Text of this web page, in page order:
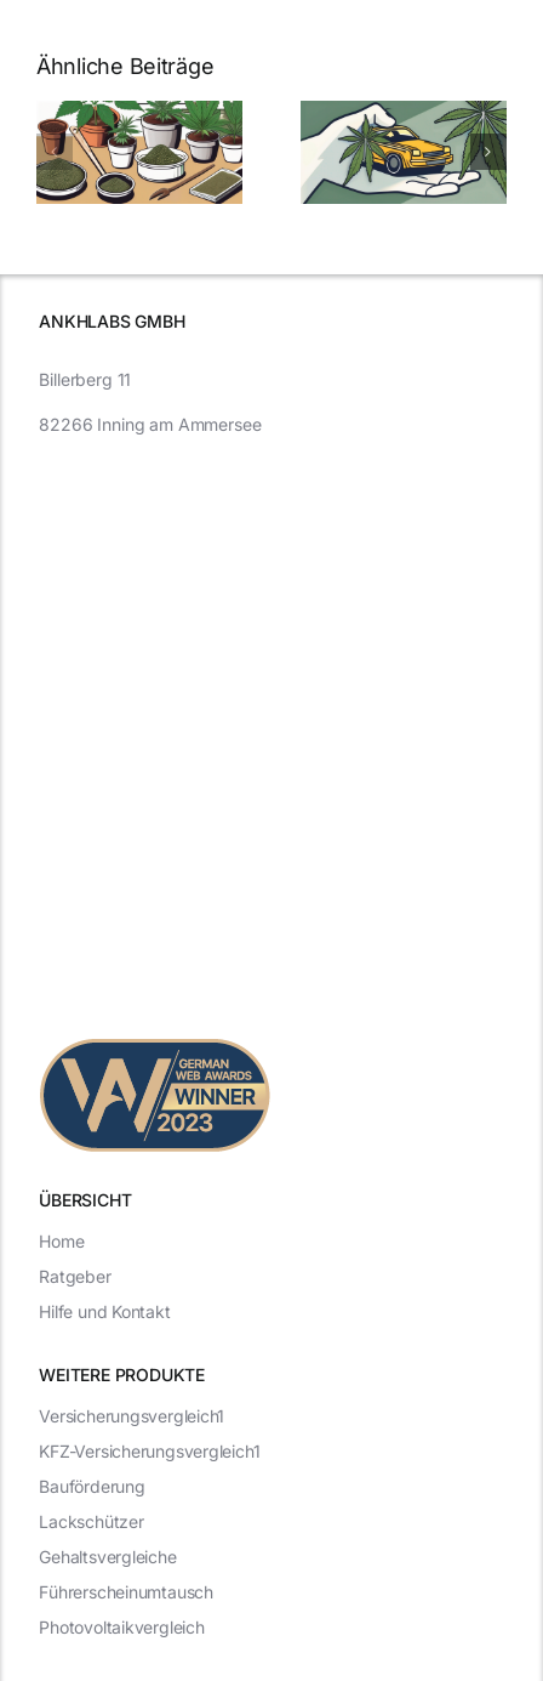
Ähnliche Beiträge
Neue THC-
Grenzwert-
Regelung:
Was Sie über
Cannabis und
müssen
Cannabis
Samen
kaufen: Alles
was Sie
ANKHLABS GMBH
ÜBERSICHT
WEITERE PRODUKTE
Billerberg 11
82266 Inning am Ammersee
Versicherungsvergleich1
KFZ-Versicherungsvergleich1
Bauförderung
Lackschützer
Gehaltsvergleiche
Führerscheinumtausch
Photovoltaikvergleich
Home
Ratgeber
Hilfe und Kontakt